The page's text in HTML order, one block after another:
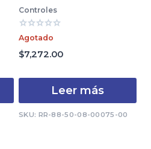
Controles
Valorado
con
0
de
Agotado
$7,272.00
Leer más
SKU: RR-88-50-08-00075-00